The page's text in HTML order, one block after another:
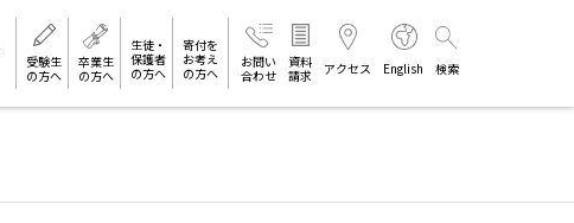
受験生
の方へ
卒業生
の方へ
生徒・
保護者
の方へ
寄付を
お考え
の方へ
お問い
合わせ
資料
請求
アクセス English 検索